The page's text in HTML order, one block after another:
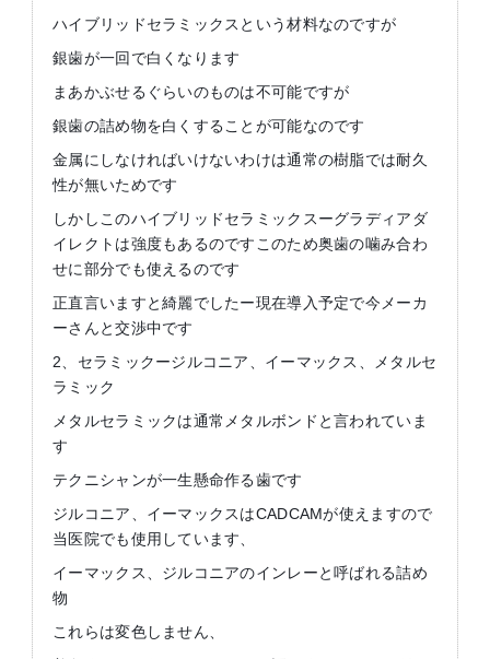
ハイブリッドセラミックスという材料なのですが
銀歯が一回で白くなります
まあかぶせるぐらいのものは不可能ですが
銀歯の詰め物を白くすることが可能なのです
金属にしなければいけないわけは通常の樹脂では耐久
性が無いためです
しかしこのハイブリッドセラミックスーグラディアダ
イレクトは強度もあるのですこのため奥歯の噛み合わ
せに部分でも使えるのです
正直言いますと綺麗でしたー現在導入予定で今メーカ
ーさんと交渉中です
2、セラミックージルコニア、イーマックス、メタルセ
ラミック
メタルセラミックは通常メタルボンドと言われていま
す
テクニシャンが一生懸命作る歯です
ジルコニア、イーマックスはCADCAMが使えますので
当医院でも使用しています、
イーマックス、ジルコニアのインレーと呼ばれる詰め
物
これらは変色しません、